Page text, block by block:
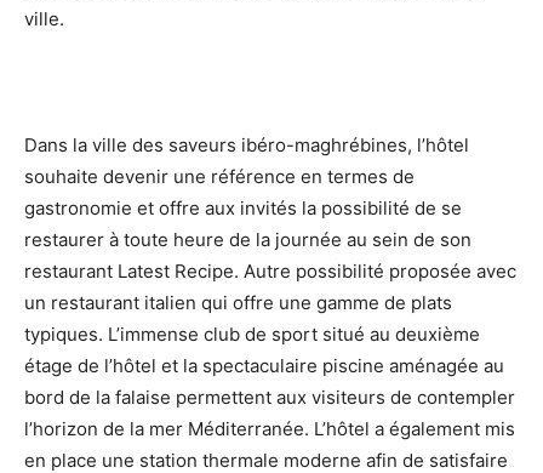
ville.
Dans la ville des saveurs ibéro-maghrébines, l’hôtel
souhaite devenir une référence en termes de
gastronomie et offre aux invités la possibilité de se
restaurer à toute heure de la journée au sein de son
restaurant Latest Recipe. Autre possibilité proposée avec
un restaurant italien qui offre une gamme de plats
typiques. L’immense club de sport situé au deuxième
étage de l’hôtel et la spectaculaire piscine aménagée au
bord de la falaise permettent aux visiteurs de contempler
l’horizon de la mer Méditerranée. L’hôtel a également mis
en place une station thermale moderne afin de satisfaire